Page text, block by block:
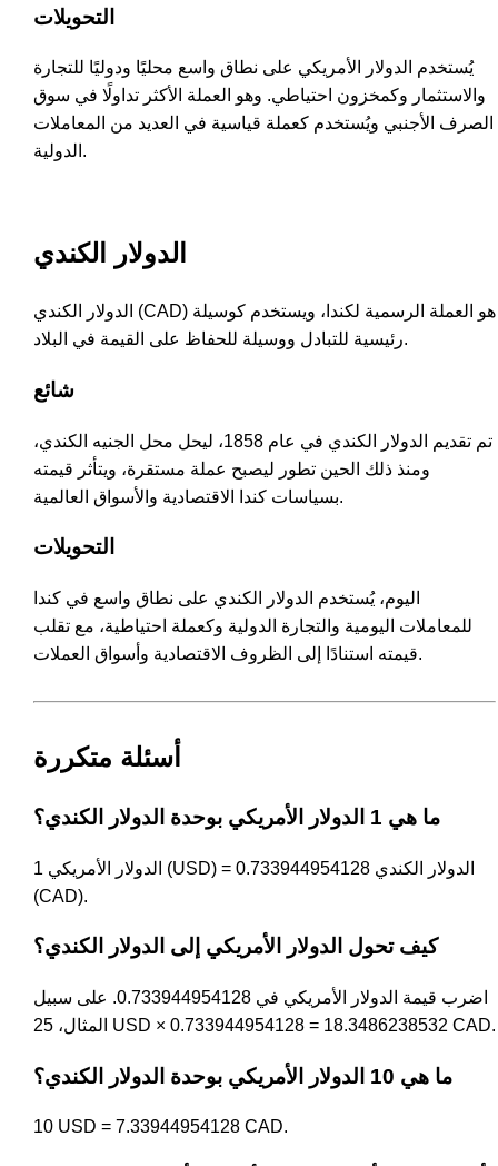
التحويلات
يُستخدم الدولار الأمريكي على نطاق واسع محليًا ودوليًا للتجارة
والاستثمار وكمخزون احتياطي. وهو العملة الأكثر تداولًا في سوق
الصرف الأجنبي ويُستخدم كعملة قياسية في العديد من المعاملات
الدولية.
الدولار الكندي
الدولار الكندي (CAD) هو العملة الرسمية لكندا، ويستخدم كوسيلة
رئيسية للتبادل ووسيلة للحفاظ على القيمة في البلاد.
شائع
تم تقديم الدولار الكندي في عام 1858، ليحل محل الجنيه الكندي،
ومنذ ذلك الحين تطور ليصبح عملة مستقرة، ويتأثر قيمته
بسياسات كندا الاقتصادية والأسواق العالمية.
التحويلات
اليوم، يُستخدم الدولار الكندي على نطاق واسع في كندا
للمعاملات اليومية والتجارة الدولية وكعملة احتياطية، مع تقلب
قيمته استنادًا إلى الظروف الاقتصادية وأسواق العملات.
أسئلة متكررة
ما هي 1 الدولار الأمريكي بوحدة الدولار الكندي؟
1 الدولار الأمريكي (USD) = 0.733944954128 الدولار الكندي
(CAD).
كيف تحول الدولار الأمريكي إلى الدولار الكندي؟
اضرب قيمة الدولار الأمريكي في 0.733944954128. على سبيل
المثال، 25 USD × 0.733944954128 = 18.3486238532 CAD.
ما هي 10 الدولار الأمريكي بوحدة الدولار الكندي؟
10 USD = 7.33944954128 CAD.